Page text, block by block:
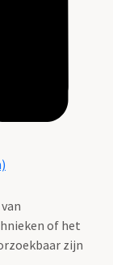
of het
zijn